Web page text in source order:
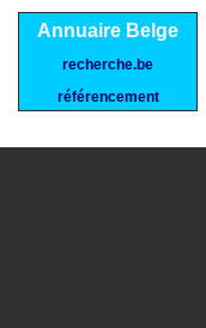
Annuaire Belge
recherche.be
référencement